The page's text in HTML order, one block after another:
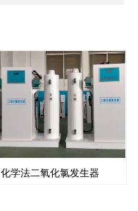
化学法二氧化氯发生器